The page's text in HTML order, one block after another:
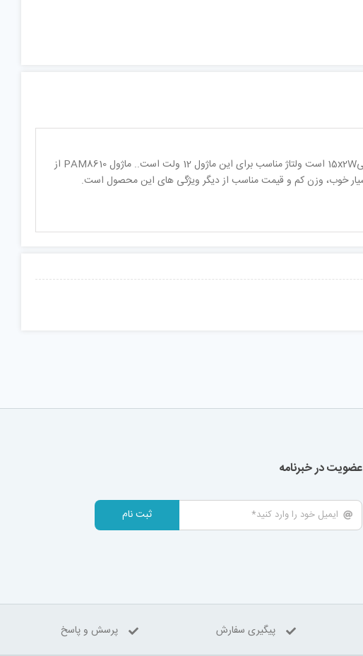
این ماژول یک تقویت کننده دیجیتال استریو کلاس D با چیپ PAM8610 و دارای توان خروجی15x2W است ولتاژ مناسب برای این ماژول 12 ولت است.. ماژول PAM8610 از
عضویت در خبرنامه
ثبت نام
پیگیری سفارش پرسش و پاسخ